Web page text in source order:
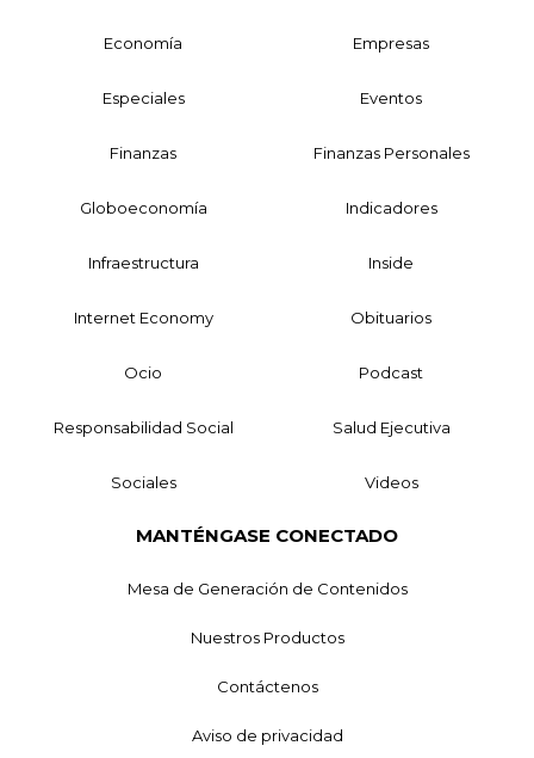
Economía Empresas
Especiales Eventos
Finanzas Finanzas Personales
Globoeconomía Indicadores
Infraestructura Inside
Internet Economy Obituarios
Ocio Podcast
Responsabilidad Social Salud Ejecutiva
Sociales Videos
MANTÉNGASE CONECTADO
Mesa de Generación de Contenidos
Nuestros Productos
Contáctenos
Aviso de privacidad